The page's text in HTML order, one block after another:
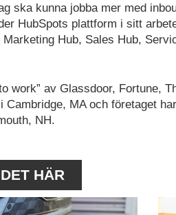
ska kunna jobba mer med
HubSpots plattform i sitt
Hub, Sales Hub,
work” av Glassdoor, Fortune,
MA och företaget
NH.
HÄR